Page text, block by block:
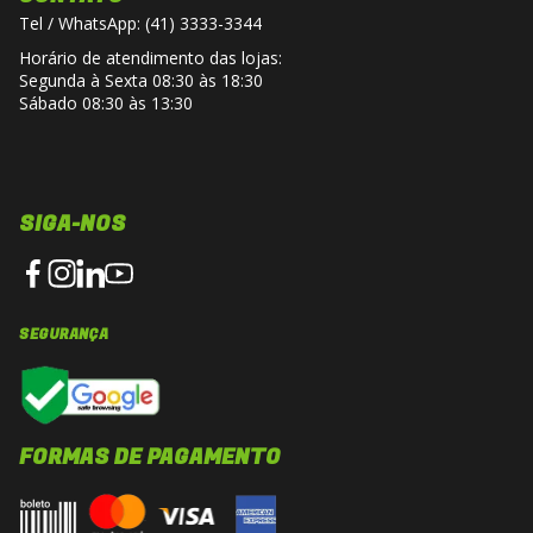
Tel / WhatsApp: (41) 3333-3344
Horário de atendimento das lojas:
Segunda à Sexta 08:30 às 18:30
Sábado 08:30 às 13:30
SIGA-NOS
SEGURANÇA
FORMAS DE PAGAMENTO